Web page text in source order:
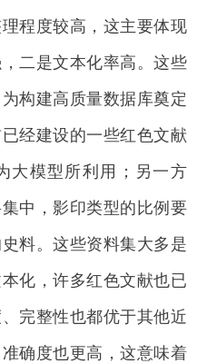
程度较高，这主要体现
二是文本化率高。这些
构建高质量数据库奠定
经建设的一些红色文献
大模型所利用；另一方
中，影印类型的比例要
料。这些资料集大多是
化，许多红色文献也已
完整性也都优于其他近
确度也更高，这意味着